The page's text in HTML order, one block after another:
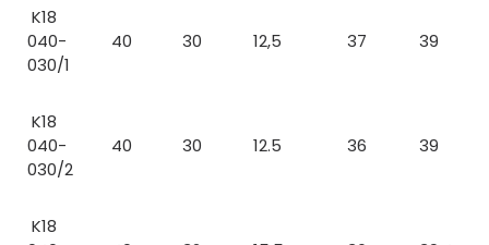
K18
040-
030/1
40 30 12,5 37 39
K18
040-
030/2
40 30 12.5 36 39
K18